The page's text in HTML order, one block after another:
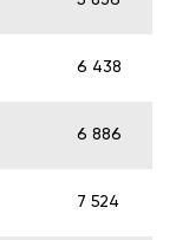
6 438
6 886
7 524